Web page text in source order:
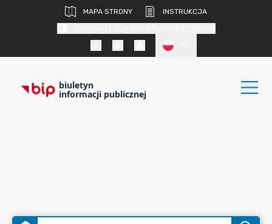
MAPA STRONY
INSTRUKCJA
biuletyn
informacji publicznej